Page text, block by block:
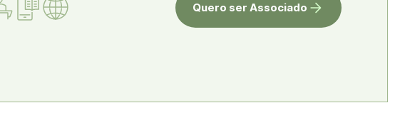
Quero ser Associado